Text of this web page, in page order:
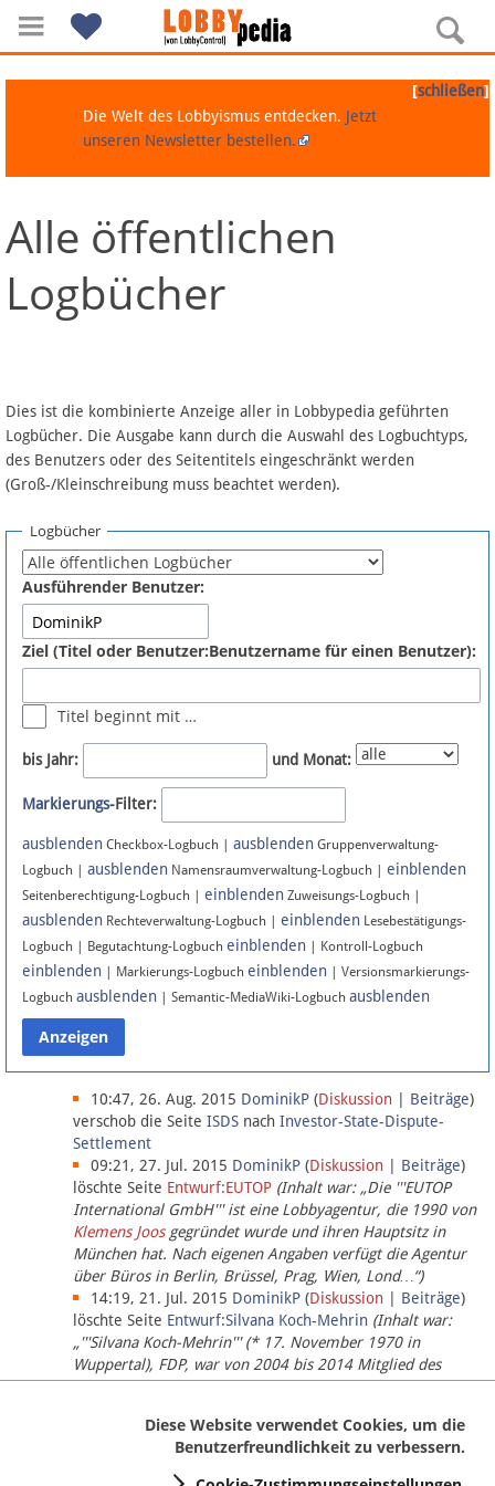
Navigation
Über Lobbypedia
Artikel nach Kategorien
FAQ
Fördermitglied werden
Fehler melden
Newsletter
Bluesky
Facebook
Instagram
Anmelden
Datenschutz
Über Lobbypedia
Impressum
[schließen]
Die Welt des Lobbyismus entdecken. Jetzt
unseren Newsletter bestellen.
Alle öffentlichen
Logbücher
Dies ist die kombinierte Anzeige aller in Lobbypedia geführten
Logbücher. Die Ausgabe kann durch die Auswahl des Logbuchtyps,
des Benutzers oder des Seitentitels eingeschränkt werden
(Groß-/Kleinschreibung muss beachtet werden).
Logbücher
Ausführender Benutzer:
Ziel (Titel oder Benutzer:Benutzername für einen Benutzer):
Titel beginnt mit …
bis Jahr: und Monat:
Markierungs-Filter:
ausblenden Checkbox-Logbuch | ausblenden Gruppenverwaltung-
Logbuch | ausblenden Namensraumverwaltung-Logbuch | einblenden
Seitenberechtigung-Logbuch | einblenden Zuweisungs-Logbuch |
ausblenden Rechteverwaltung-Logbuch | einblenden Lesebestätigungs-
Logbuch | Begutachtung-Logbuch einblenden | Kontroll-Logbuch
einblenden | Markierungs-Logbuch einblenden | Versionsmarkierungs-
Logbuch ausblenden | Semantic-MediaWiki-Logbuch ausblenden
10:47, 26. Aug. 2015 DominikP (Diskussion Beiträge)
verschob die Seite ISDS nach Investor-State-Dispute-
Settlement
09:21, 27. Jul. 2015 DominikP (Diskussion Beiträge)
löschte Seite Entwurf:EUTOP (Inhalt war: „Die '''EUTOP
International GmbH''' ist eine Lobbyagentur, die 1990 von
Klemens Joosgegründet wurde und ihren Hauptsitz in
München hat. Nach eigenen Angaben verfügt die Agentur
über Büros in Berlin, Brüssel, Prag, Wien, Lond…“)
14:19, 21. Jul. 2015 DominikP (Diskussion Beiträge)
löschte Seite Entwurf:Silvana Koch-Mehrin (Inhalt war:
„'''Silvana Koch-Mehrin''' (* 17. November 1970 in
Wuppertal), FDP, war von 2004 bis 2014 Mitglied des
Europäischen Parlaments, seit November 2014 ist sie für
Diese Website verwendet Cookies, um die
Benutzerfreundlichkeit zu verbessern.